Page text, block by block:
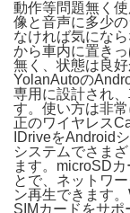
動作等問題無く
像と音声に多少
なければ気にな
から車内に置き
無く、状態は良
YolanAutoの
専用に設計され
す。使い方は非
正のワイヤレス
IDriveをAndroid
システムでさま
ます。microSD
とで、ネットワ
ン再生できます
SIMカードをサ